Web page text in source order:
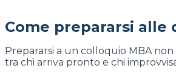
Come prepararsi alle
Prepararsi a un colloquio MBA
tra chi arriva pronto e chi